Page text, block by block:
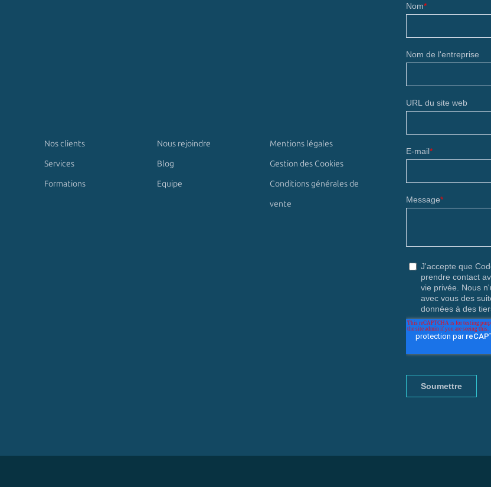
Nos clients
Services
Formations
Nous rejoindre
Blog
Equipe
Mentions légales
Gestion des Cookies
Conditions générales de
vente